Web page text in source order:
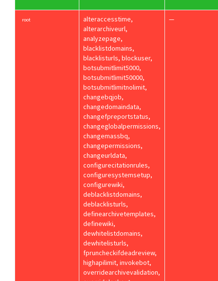
root
alteraccesstime,
alterarchiveurl,
analyzepage,
blacklistdomains,
blacklisturls, blockuser,
botsubmitlimit5000,
botsubmitlimit50000,
botsubmitlimitnolimit,
changebqjob,
changedomaindata,
changefpreportstatus,
changeglobalpermissions,
changemassbq,
changepermissions,
changeurldata,
configurecitationrules,
configuresystemsetup,
configurewiki,
deblacklistdomains,
deblacklisturls,
definearchivetemplates,
definewiki,
dewhitelistdomains,
dewhitelisturls,
fpruncheckifdeadreview,
highapilimit, invokebot,
overridearchivevalidation,
—